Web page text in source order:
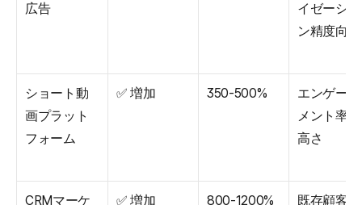
広告
イゼーショ
ン精度向上
ショート動
画プラット
フォーム
✅ 増加 350-500%
エンゲージ
メント率の
高さ
CRMマーケ ✅ 増加 800-1200% 既存顧客